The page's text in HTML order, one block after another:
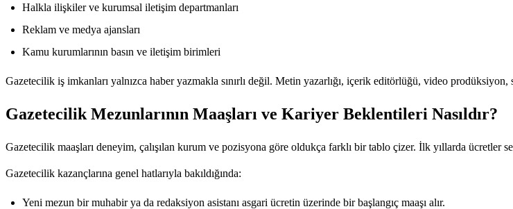
Halkla ilişkiler ve kurumsal iletişim departmanları
Reklam ve medya ajansları
Kamu kurumlarının basın ve iletişim birimleri
Gazetecilik iş imkanları yalnızca haber yazmakla sınırlı değil. Metin yazarlığı, içerik editörlüğü, video
Gazetecilik Mezunlarının Maaşları ve Kariyer Beklentileri Nasıldır?
Gazetecilik maaşları deneyim, çalışılan kurum ve pozisyona göre oldukça farklı bir tablo çizer. İlk yıllarda
Gazetecilik kazançlarına genel hatlarıyla bakıldığında:
Yeni mezun bir muhabir ya da redaksiyon asistanı asgari ücretin üzerinde bir başlangıç maaşı alır.